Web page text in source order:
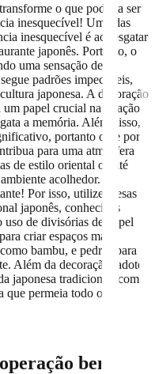
o que poderia ser
inesquecível! Uma das
inesquecível é ao resgatar
japonês. Portanto, o
uma sensação de
padrões impecáveis,
japonesa. A decoração
um papel crucial na criação
a memória. Além disso,
portanto opte por
para uma atmosfera
de estilo oriental ou até
acolhedor. A
Por isso, utilize mesas
japonês, conhecidas
uso de divisórias de papel
criar espaços mais
bambu, e pedras para
Além da decoração, adote
japonesa tradicional, como
que permeia todo o
ção bem